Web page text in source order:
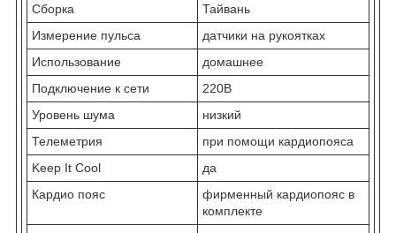
Сборка
Тайвань
Измерение пульса
датчики на рукоятках
Использование
домашнее
Подключение к сети
220В
Уровень шума
низкий
Телеметрия
при помощи кардиопояса
Keep It Cool
да
Кардио пояс
фирменный кардиопояс в
комплекте